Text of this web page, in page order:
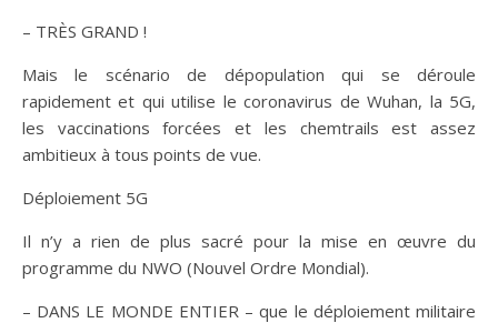
– TRÈS GRAND !
Mais le scénario de dépopulation qui se déroule
rapidement et qui utilise le coronavirus de Wuhan, la 5G,
les vaccinations forcées et les chemtrails est assez
ambitieux à tous points de vue.
Déploiement 5G
Il n’y a rien de plus sacré pour la mise en œuvre du
programme du NWO (Nouvel Ordre Mondial).
– DANS LE MONDE ENTIER – que le déploiement militaire